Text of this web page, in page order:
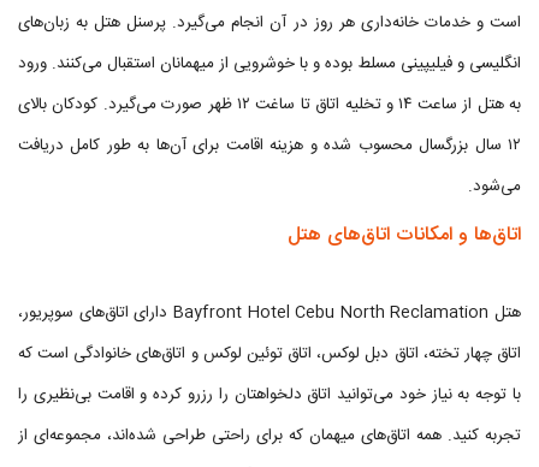
است و خدمات خانه‌داری هر روز در آن انجام می‌گیرد. پرسنل هتل به زبان‌های
انگلیسی و فیلیپینی مسلط بوده و با خوشرویی از میهمانان استقبال می‌کنند. ورود
به هتل از ساعت ۱۴ و تخلیه اتاق تا ساغت ۱۲ ظهر صورت می‌گیرد. کودکان بالای
۱۲ سال بزرگسال محسوب شده و هزینه اقامت برای آن‌ها به طور کامل دریافت
می‌شود.
اتاق‌ها و امکانات اتاق‌های هتل
هتل Bayfront Hotel Cebu North Reclamation دارای اتاق‌های سوپریور،
اتاق چهار تخته، اتاق دبل لوکس، اتاق توئین لوکس و اتاق‌های خانوادگی است که
با توجه به نیاز خود می‌توانید اتاق دلخواهتان را رزرو کرده و اقامت بی‌نظیری را
تجربه کنید. همه اتاق‌های میهمان که برای راحتی طراحی شده‌اند، مجموعه‌ای از